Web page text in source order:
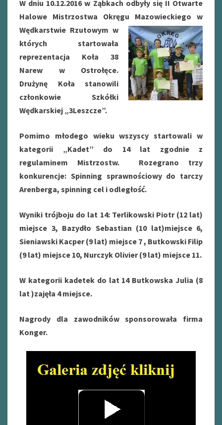
W dniu 10.12.2016 w Ząbkach odbyły się II Otwarte
Halowe Mistrzostwa Okręgu Mazowieckiego w
Wędkarstwie Rzutowym w
których startowała
reprezentacja Koła 38
Narew w Ostrołęce.
Drużynę Koła stanowili
członkowie Szkółki
Wędkarskiej „3Leszcze”.
Pomimo młodego wieku wszyscy startowali w
kategorii „Kadet” do 14 lat zgodnie z
regulaminem Mistrzostw. Rozegrano trzy
konkurencje: Spinning sprawnościowy do tarczy
Arenberga, spinning cel i odległość.
Wyniki trójboju do lat 14: Terlikowski Piotr (12 lat)
miejsce 3, Bazydło Sebastian (10 lat)miejsce 6,
Sieniawski Kacper (9 lat) miejsce 7 , Butkowski Filip
(9 lat) miejsce 10, Nurczyk Olivier (9 lat) miejsce 11.
W kategorii kadetek do lat 14 Butkowska Julia (8
lat )zajęła 4 miejsce.
Nagrody dla zawodników sponsorowała firma
Konger.